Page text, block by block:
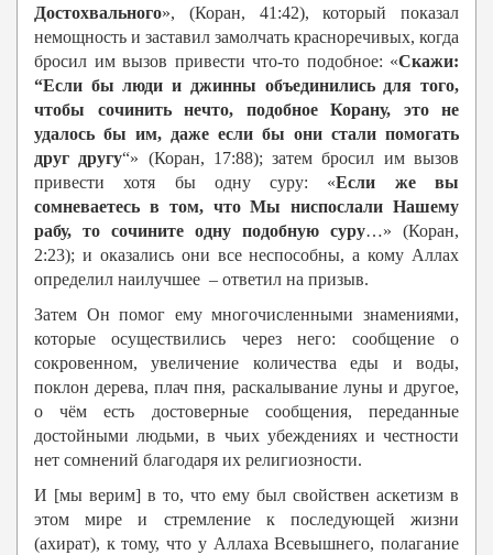
Достохвального», (Коран, 41:42), который показал
немощность и заставил замолчать красноречивых, когда
бросил им вызов привести что-то подобное: «Скажи:
“Если бы люди и джинны объединились для того,
чтобы сочинить нечто, подобное Корану, это не
удалось бы им, даже если бы они стали помогать
друг другу“» (Коран, 17:88); затем бросил им вызов
привести хотя бы одну суру: «Если же вы
сомневаетесь в том, что Мы ниспослали Нашему
рабу, то сочините одну подобную суру…» (Коран,
2:23); и оказались они все неспособны, а кому Аллах
определил наилучшее – ответил на призыв.
Затем Он помог ему многочисленными знамениями,
которые осуществились через него: сообщение о
сокровенном, увеличение количества еды и воды,
поклон дерева, плач пня, раскалывание луны и другое,
о чём есть достоверные сообщения, переданные
достойными людьми, в чьих убеждениях и честности
нет сомнений благодаря их религиозности.
И [мы верим] в то, что ему был свойствен аскетизм в
этом мире и стремление к последующей жизни
(ахират), к тому, что у Аллаха Всевышнего, полагание